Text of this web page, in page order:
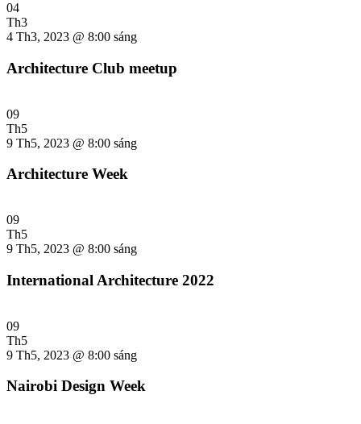
04
Th3
4 Th3, 2023 @ 8:00 sáng
Architecture Club meetup
09
Th5
9 Th5, 2023 @ 8:00 sáng
Architecture Week
09
Th5
9 Th5, 2023 @ 8:00 sáng
International Architecture 2022
09
Th5
9 Th5, 2023 @ 8:00 sáng
Nairobi Design Week